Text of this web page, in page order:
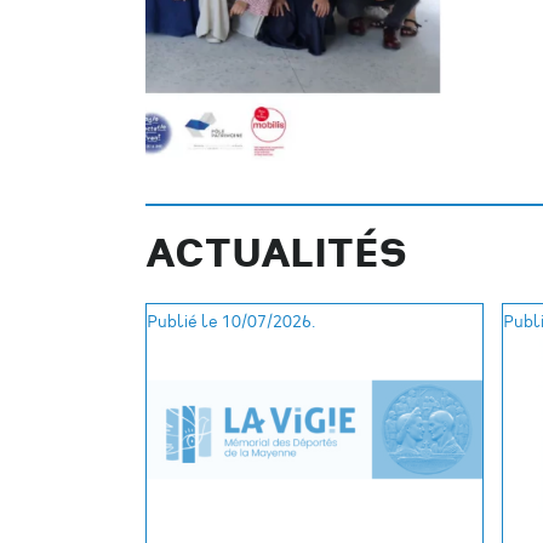
ACTUALITÉS
Publié le 10/07/2026.